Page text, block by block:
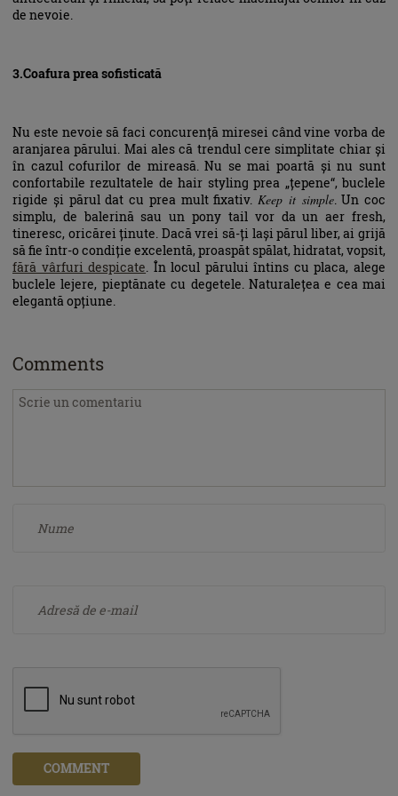
de nevoie.
3.Coafura prea sofisticată
Nu este nevoie să faci concurență miresei când vine vorba de
aranjarea părului. Mai ales că trendul cere simplitate chiar și
în cazul cofurilor de mireasă. Nu se mai poartă și nu sunt
confortabile rezultatele de hair styling prea „țepene“, buclele
rigide și părul dat cu prea mult fixativ. Keep it simple. Un coc
simplu, de balerină sau un pony tail vor da un aer fresh,
tineresc, oricărei ținute. Dacă vrei să-ți lași părul liber, ai grijă
să fie într-o condiție excelentă, proaspăt spălat, hidratat, vopsit,
fără vârfuri despicate. În locul părului întins cu placa, alege
buclele lejere, pieptănate cu degetele. Naturalețea e cea mai
elegantă opțiune.
Comments
COMMENT